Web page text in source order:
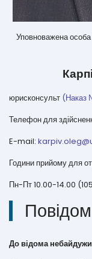
Уповноважена особа
юрисконсульт (Наказ
Телефон для
E-mail:
Години прийому для
Пн-Пт 10.00-14.00 (105
До відома